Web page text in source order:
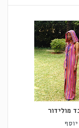
מולידור